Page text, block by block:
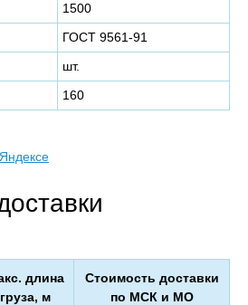
1500
ГОСТ 9561-91
шт.
160
длина
груза, м
Стоимость доставки
по МСК и МО